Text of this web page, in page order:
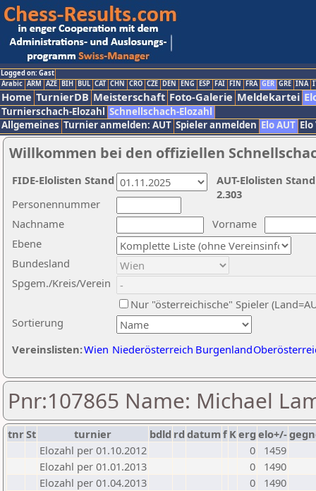
Logged on: Gast
Arabic ARM AZE BIH BUL CAT CHN CRO CZE DEN ENG ESP FAI FIN FRA GER GRE INA
Home TurnierDB Meisterschaft Foto-Galerie Meldekartei
Turnierschach-Elozahl Schnellschach-Elozahl
Allgemeines Turnier anmelden: AUT Spieler anmelden Elo AUT
Willkommen bei den offiziellen
Nachname
Vorname
Ebene
Sortierung
Personennummer
Bundesland
Spgem./Kreis/Verein
Nur "österreichische" Spieler
Vereinslisten:Wien Niederösterreich Burgenland
AUT-Elolisten
2.303
FIDE-Elolisten Stand
Pnr:107865 Name: Michael
tnrSt turnier bdld rd datumf Kerg elo+/-
Elozahl per 01.10.2012
0
1459
Elozahl per 01.01.2013
0
1490
Elozahl per 01.04.2013
0
1490